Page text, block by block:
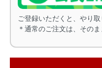
ご登録いただくと、やり
＊通常のご注文は、その